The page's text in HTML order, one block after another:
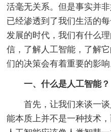
活毫无关系。但是事实并
已经渗透到了我们生活的
发展的时代，我们有什么
信，了解人工智能，了解
们的决策会有着重要的影响
一、什么是人工智能？
首先，让我们来谈一谈
能本质上并不是一种技术